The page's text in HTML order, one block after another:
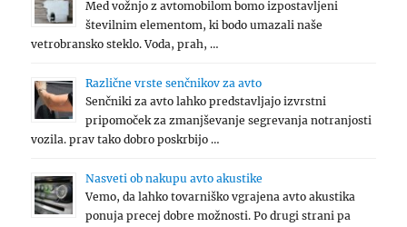
Med vožnjo z avtomobilom bomo izpostavljeni
številnim elementom, ki bodo umazali naše
vetrobransko steklo. Voda, prah, …
Različne vrste senčnikov za avto
Senčniki za avto lahko predstavljajo izvrstni
pripomoček za zmanjševanje segrevanja notranjosti
vozila. prav tako dobro poskrbijo …
Nasveti ob nakupu avto akustike
Vemo, da lahko tovarniško vgrajena avto akustika
ponuja precej dobre možnosti. Po drugi strani pa